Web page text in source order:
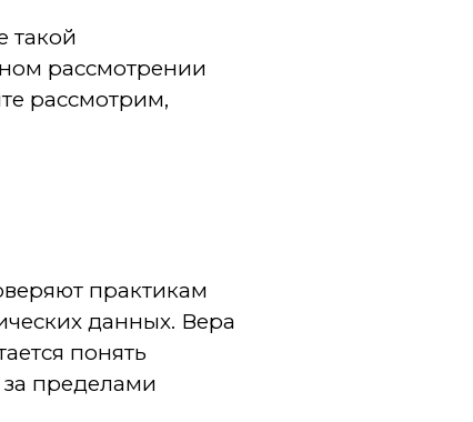
такой
рассмотрении
рассмотрим,
практикам
данных. Вера
понять
пределами